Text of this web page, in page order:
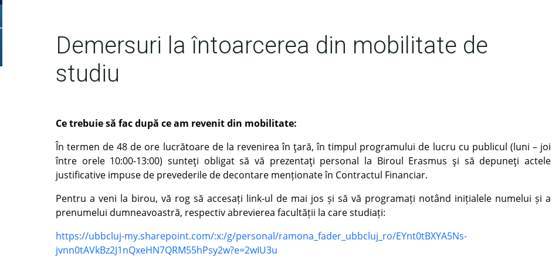
Demersuri la întoarcerea din mobilitate de
studiu
Ce trebuie să fac după ce am revenit din mobilitate:
În termen de 48 de ore lucrătoare de la revenirea în ţară, în timpul programului de lucru cu publicul (luni – joi
între orele 10:00-13:00) sunteţi obligat să vă prezentaţi personal la Biroul Erasmus şi să depuneţi actele
justificative impuse de prevederile de decontare menționate în Contractul Financiar.
Pentru a veni la birou, vă rog să accesați link-ul de mai jos și să vă programați notând inițialele numelui și a
prenumelui dumneavoastră, respectiv abrevierea facultății la care studiați:
https://ubbcluj-my.sharepoint.com/:x:/g/personal/ramona_fader_ubbcluj_ro/EYnt0tBXYA5Ns-
jvnn0tAVkBz2J1nQxeHN7QRM55hPsy2w?e=2wIU3u